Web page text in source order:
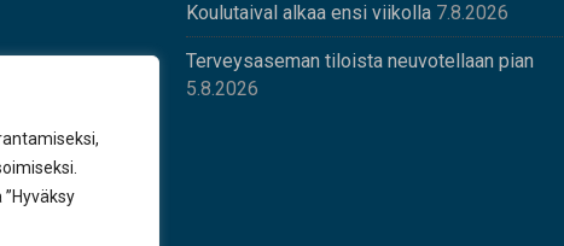
Koulutaival alkaa ensi viikolla 7.8.2026
Terveysaseman tiloista neuvotellaan pian
5.8.2026